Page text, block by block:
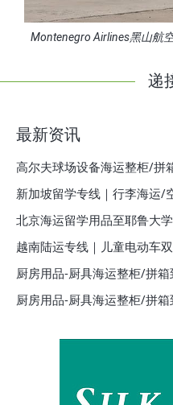
Norwegian Air
递
最新资讯
高尔夫球场设备海运整柜/拼
新加坡留学专线｜行李海运/
北京海运留学用品至耶鲁大
越南陆运专线｜儿童电动车
厨房用品-厨具海运整柜/拼
厨房用品-厨具海运整柜/拼